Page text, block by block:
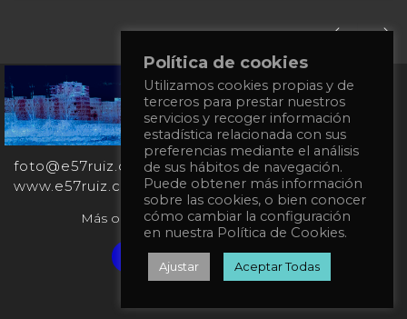
+34
651
862
863
foto@e57ruiz.com
www.e57ruiz.com
Más obras en la galería virtual Singulart:
Verified artist on Singulart
Política de cookies
Utilizamos cookies propias y de
terceros para prestar nuestros
servicios y recoger información
estadística relacionada con sus
preferencias mediante el análisis
de sus hábitos de navegación.
Puede obtener más información
sobre las cookies, o bien conocer
cómo cambiar la configuración
en nuestra Política de Cookies.
Ajustar Aceptar Todas